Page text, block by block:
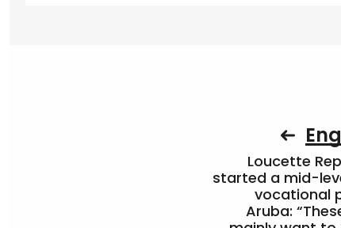
Loucette
started a mid-
vocational
Aruba: